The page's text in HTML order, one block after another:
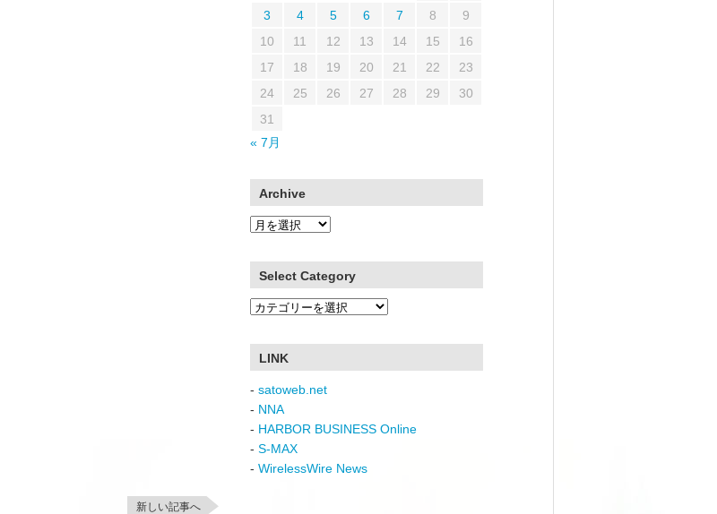
新しい記事へ
3
4 5 6 7 8
9
10
11 12 13 14 15
16
17
18 19 20 21 22
23
24
25 26 27 28 29
30
31
« 7月
Archive
Archive
Select Category
Select
LINK
- satoweb.net
- NNA
- HARBOR BUSINESS Online
- S-MAX
- WirelessWire News